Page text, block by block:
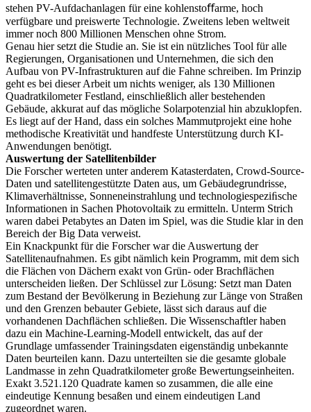
stehen PV-Aufdachanlagen für eine kohlenstoﬀarme, hoch
verfügbare und preiswerte Technologie. Zweitens leben weltweit
immer noch 800 Millionen Menschen ohne Strom.
Genau hier setzt die Studie an. Sie ist ein nützliches Tool für alle
Regierungen, Organisationen und Unternehmen, die sich den
Aufbau von PV-Infrastrukturen auf die Fahne schreiben. Im Prinzip
geht es bei dieser Arbeit um nichts weniger, als 130 Millionen
Quadratkilometer Festland, einschließlich aller bestehenden
Gebäude, akkurat auf das mögliche Solarpotenzial hin abzuklopfen.
Es liegt auf der Hand, dass ein solches Mammutprojekt eine hohe
methodische Kreativität und handfeste Unterstützung durch KI-
Anwendungen benötigt.
Auswertung der Satellitenbilder
Die Forscher werteten unter anderem Katasterdaten, Crowd-Source-
Daten und satellitengestützte Daten aus, um Gebäudegrundrisse,
Klimaverhältnisse, Sonneneinstrahlung und technologiespeziﬁsche
Informationen in Sachen Photovoltaik zu ermitteln. Unterm Strich
waren dabei Petabytes an Daten im Spiel, was die Studie klar in den
Bereich der Big Data verweist.
Ein Knackpunkt für die Forscher war die Auswertung der
Satellitenaufnahmen. Es gibt nämlich kein Programm, mit dem sich
die Flächen von Dächern exakt von Grün- oder Brachﬂächen
unterscheiden ließen. Der Schlüssel zur Lösung: Setzt man Daten
zum Bestand der Bevölkerung in Beziehung zur Länge von Straßen
und den Grenzen bebauter Gebiete, lässt sich daraus auf die
vorhandenen Dachﬂächen schließen. Die Wissenschaftler haben
dazu ein Machine-Learning-Modell entwickelt, das auf der
Grundlage umfassender Trainingsdaten eigenständig unbekannte
Daten beurteilen kann. Dazu unterteilten sie die gesamte globale
Landmasse in zehn Quadratkilometer große Bewertungseinheiten.
Exakt 3.521.120 Quadrate kamen so zusammen, die alle eine
eindeutige Kennung besaßen und einem eindeutigen Land
zugeordnet waren.